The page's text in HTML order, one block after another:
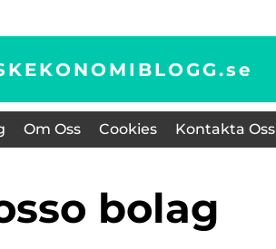
se
Om Oss Cookies Kontakta Oss
bolag